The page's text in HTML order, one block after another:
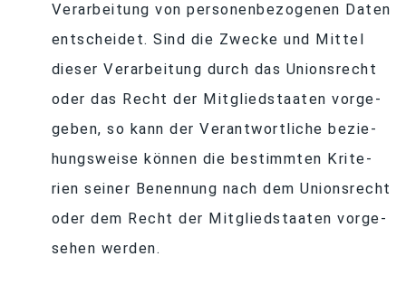
Ver­ar­bei­tung von per­so­nen­be­zo­ge­nen Da­ten
ent­schei­det. Sind die Zwe­cke und Mit­tel
die­ser Ver­ar­bei­tung durch das Uni­ons­recht
oder das Recht der Mit­glied­staa­ten vor­ge­
ge­ben, so kann der Ver­ant­wort­li­che be­zie­
hungs­weise kön­nen die be­stimm­ten Kri­te­
rien sei­ner Be­nen­nung nach dem Uni­ons­recht
oder dem Recht der Mit­glied­staa­ten vor­ge­
se­hen werden.